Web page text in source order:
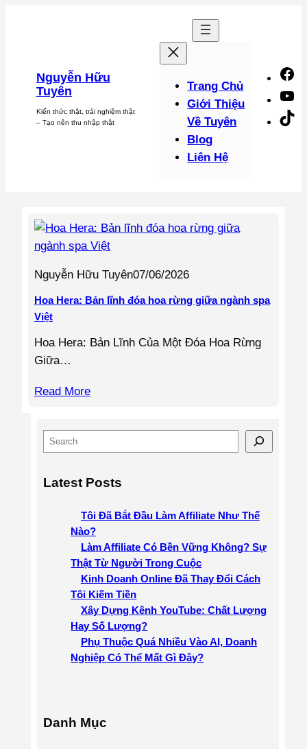
Nguyễn Hữu
Tuyên
Kiến thức thật, trải nghiệm thật
– Tạo nên thu nhập thật
Trang Chủ
Giới Thiệu
Về Tuyên
Blog
Liên Hệ
Nguyễn Hữu Tuyên07/06/2026
Hoa Hera: Bản lĩnh đóa hoa rừng giữa ngành spa
Việt
Hoa Hera: Bản Lĩnh Của Một Đóa Hoa Rừng
Giữa…
Read More
S
e
r
Latest Posts
Tôi Đã Bắt Đầu Làm Affiliate Như Thế
Nào?
Làm Affiliate Có Bền Vững Không? Sự
Thật Từ Người Trong Cuộc
Kinh Doanh Online Đã Thay Đổi Cách
Tôi Kiếm Tiền
Xây Dựng Kênh YouTube: Chất Lượng
Hay Số Lượng?
Phụ Thuộc Quá Nhiều Vào AI, Doanh
Nghiệp Có Thể Mất Gì Đây?
Danh Mục